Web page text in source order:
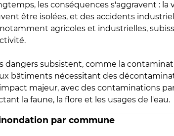
les conséquences s'aggravent :
être isolées, et des accidents
agricoles et industrielles,
dangers subsistent, comme la
bâtiments nécessitant des
majeur, avec des contaminations
la faune, la flore et les usages de l'eau.
par commune